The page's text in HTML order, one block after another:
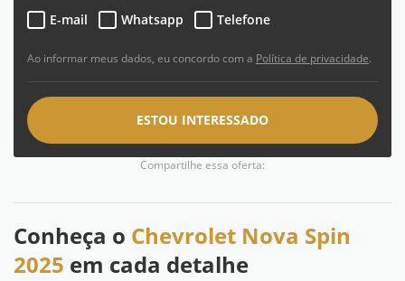
E-mail
Whatsapp Telefone
Ao informar meus dados, eu concordo com a Política de privacidade.
ESTOU INTERESSADO
Compartilhe essa oferta:
Conheça o Chevrolet Nova Spin
2025 em cada detalhe